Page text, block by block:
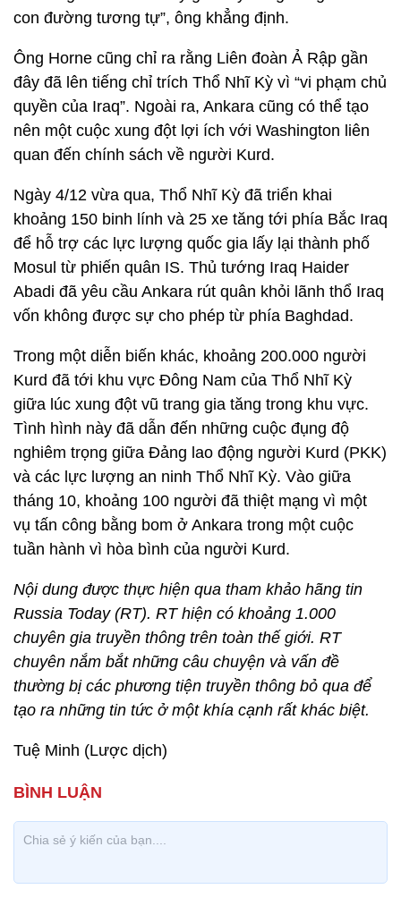
con đường tương tự”, ông khẳng định.
Ông Horne cũng chỉ ra rằng Liên đoàn Ả Rập gần
đây đã lên tiếng chỉ trích Thổ Nhĩ Kỳ vì “vi phạm chủ
quyền của Iraq”. Ngoài ra, Ankara cũng có thể tạo
nên một cuộc xung đột lợi ích với Washington liên
quan đến chính sách về người Kurd.
Ngày 4/12 vừa qua, Thổ Nhĩ Kỳ đã triển khai
khoảng 150 binh lính và 25 xe tăng tới phía Bắc Iraq
để hỗ trợ các lực lượng quốc gia lấy lại thành phố
Mosul từ phiến quân IS. Thủ tướng Iraq Haider
Abadi đã yêu cầu Ankara rút quân khỏi lãnh thổ Iraq
vốn không được sự cho phép từ phía Baghdad.
Trong một diễn biến khác, khoảng 200.000 người
Kurd đã tới khu vực Đông Nam của Thổ Nhĩ Kỳ
giữa lúc xung đột vũ trang gia tăng trong khu vực.
Tình hình này đã dẫn đến những cuộc đụng độ
nghiêm trọng giữa Đảng lao động người Kurd (PKK)
và các lực lượng an ninh Thổ Nhĩ Kỳ. Vào giữa
tháng 10, khoảng 100 người đã thiệt mạng vì một
vụ tấn công bằng bom ở Ankara trong một cuộc
tuần hành vì hòa bình của người Kurd.
Nội dung được thực hiện qua tham khảo hãng tin
Russia Today (RT). RT hiện có khoảng 1.000
chuyên gia truyền thông trên toàn thế giới. RT
chuyên nắm bắt những câu chuyện và vấn đề
thường bị các phương tiện truyền thông bỏ qua để
tạo ra những tin tức ở một khía cạnh rất khác biệt.
Tuệ Minh (Lược dịch)